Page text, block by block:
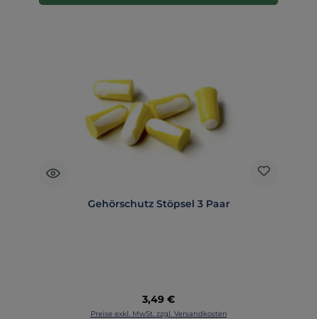
Gehörschutz Stöpsel 3 Paar
Regulärer Preis:
3,49 €
Preise exkl. MwSt. zzgl. Versandkosten